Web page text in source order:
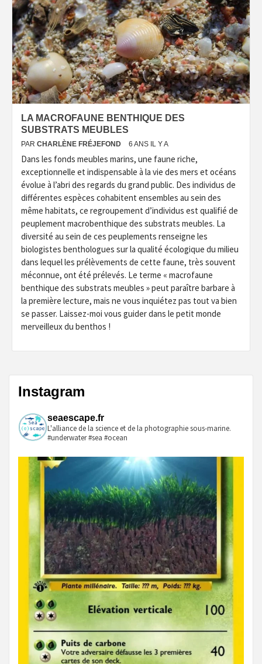
LA MACROFAUNE BENTHIQUE DES
SUBSTRATS MEUBLES
PAR CHARLÈNE FRÉJEFOND 6 ANS IL Y A
Dans les fonds meubles marins, une faune riche,
exceptionnelle et indispensable à la vie des mers et océans
évolue à l’abri des regards du grand public. Des individus de
différentes espèces cohabitent ensembles au sein des
même habitats, ce regroupement d’individus est qualifié de
peuplement macrobenthique des substrats meubles. La
diversité au sein de ces peuplements renseigne les
biologistes benthologues sur la qualité écologique du milieu
dans lequel les prélèvements de cette faune, très souvent
méconnue, ont été prélevés. Le terme « macrofaune
benthique des substrats meubles » peut paraître barbare à
la première lecture, mais ne vous inquiétez pas tout va bien
se passer. Laissez-moi vous guider dans le petit monde
merveilleux du benthos !
Instagram
seaescape.fr
L'alliance de la science et de la photographie sous-marine.
#underwater #sea #ocean